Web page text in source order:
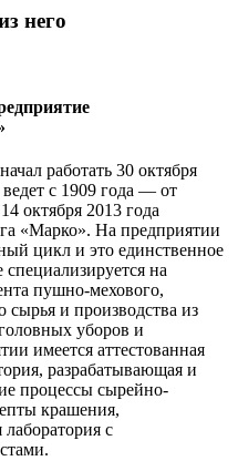
него
работать 30 октября
с 1909 года — от
октября 2013 года
«Марко». На предприятии
цикл и это единственное
на
пушно-мехового,
сырья и производства из
уборов и
имеется аттестованная
разрабатывающая и
процессы сырейно-
крашения,
лаборатория с